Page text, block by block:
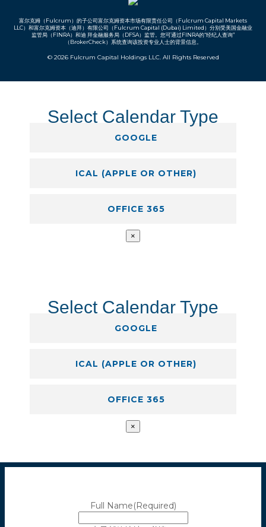
富尔克姆（Fulcrum）的子公司富尔克姆资本市场有限责任公司（Fulcrum Capital Markets
LLC）和富尔克姆资本（迪拜）有限公司（Fulcrum Capital (Dubai) Limited） 分别受美国金融业
监管局（FINRA）和迪 拜金融服务局（DFSA）监管。 您可通过FINRA的“经纪人查询”
（BrokerCheck） 系统查询该投资专业人士的背景信息。
© 2026 Fulcrum Capital Holdings LLC. All Rights Reserved
Select Calendar Type
GOOGLE
ICAL (APPLE OR OTHER)
OFFICE 365
×
Select Calendar Type
GOOGLE
ICAL (APPLE OR OTHER)
OFFICE 365
×
Full Name(Required)